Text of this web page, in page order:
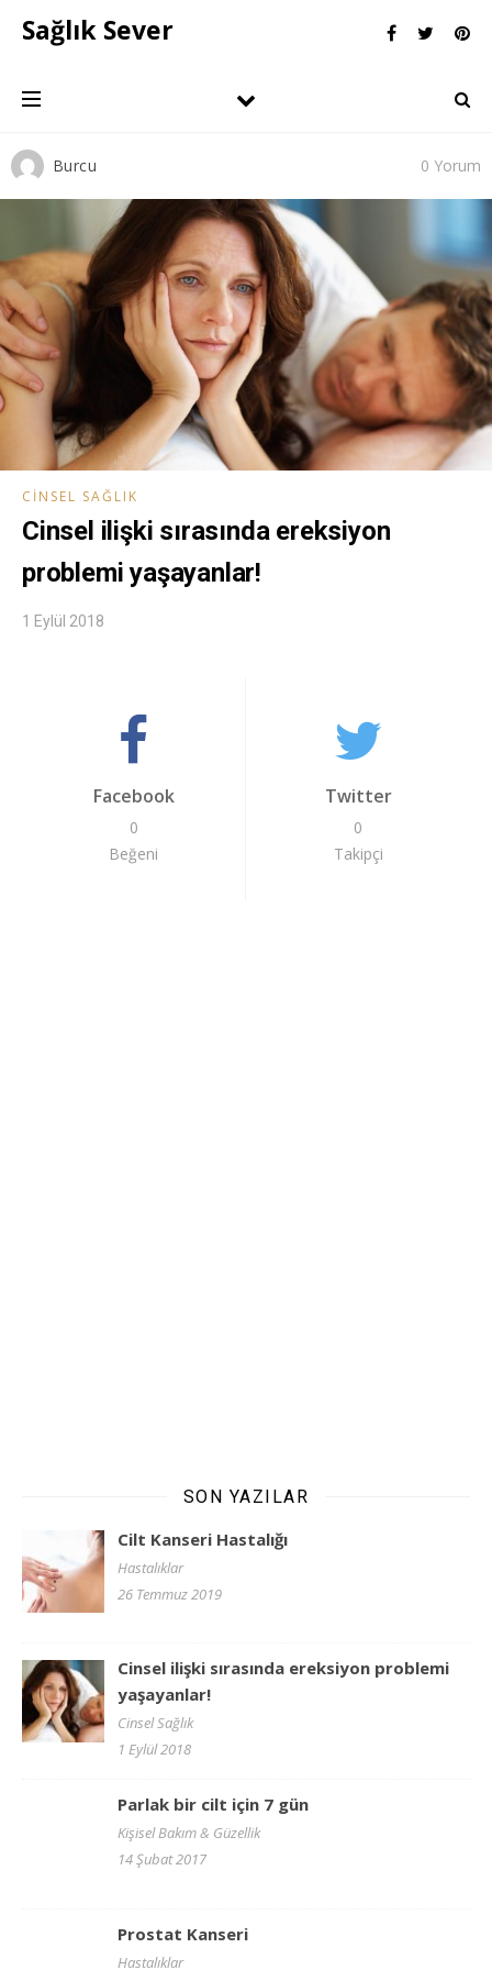
Sağlık Sever
Burcu 0 Yorum
CINSEL SAĞLIK
Cinsel ilişki sırasında ereksiyon
problemi yaşayanlar!
1 Eylül 2018
Facebook
0
Beğeni
Twitter
0
Takipçi
SON YAZILAR
Cilt Kanseri Hastalığı
Hastalıklar
26 Temmuz 2019
Cinsel ilişki sırasında ereksiyon problemi
yaşayanlar!
Cinsel Sağlık
1 Eylül 2018
Parlak bir cilt için 7 gün
Kişisel Bakım & Güzellik
14 Şubat 2017
Prostat Kanseri
Hastalıklar